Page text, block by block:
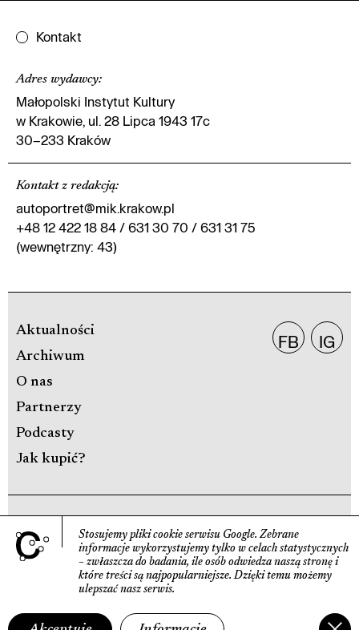
Kontakt
Adres wydawcy:
Małopolski Instytut Kultury
w Krakowie, ul. 28 Lipca 1943 17c
30–233 Kraków
Kontakt z redakcją:
autoportret@mik.krakow.pl
+48 12 422 18 84 / 631 30 70 / 631 31 75
(wewnętrzny: 43)
Aktualności
Archiwum
O nas
Partnerzy
Podcasty
Jak kupić?
FB IG
POLITYKA PRYWATNOŚCI
DEKLARACJA DOSTĘPNOŚCI
Stosujemy pliki cookie serwisu Google. Zebrane
informacje wyko­rzystujemy tylko w celach statys­tycznych
– zwłaszcza do badania, ile osób odwiedza naszą stronę i
które treści są najpopularniejsze.Dzięki temu możemy
ulepszać nasz serwis.